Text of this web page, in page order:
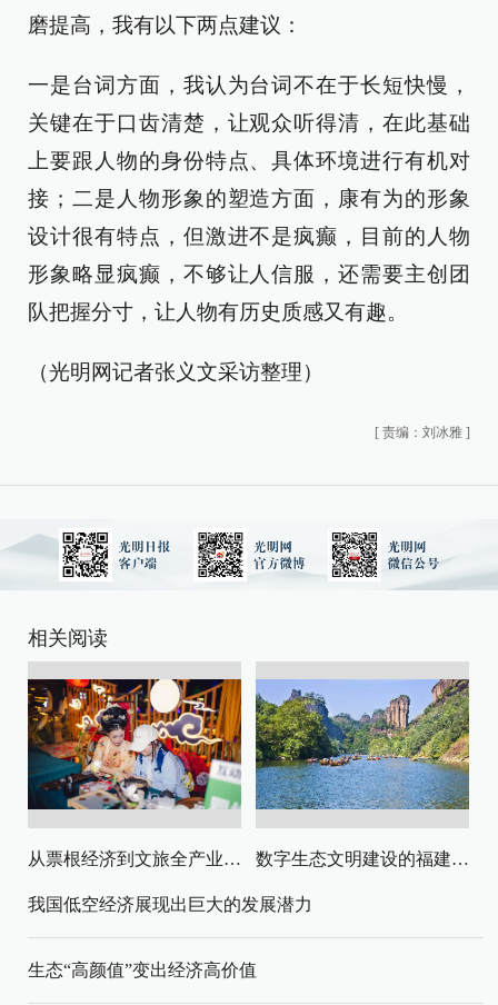
磨提高，我有以下两点建议：
一是台词方面，我认为台词不在于长短快慢，
关键在于口齿清楚，让观众听得清，在此基础
上要跟人物的身份特点、具体环境进行有机对
接；二是人物形象的塑造方面，康有为的形象
设计很有特点，但激进不是疯癫，目前的人物
形象略显疯癫，不够让人信服，还需要主创团
队把握分寸，让人物有历史质感又有趣。
（光明网记者张义文采访整理）
[ 责编：刘冰雅 ]
相关阅读
从票根经济到文旅全产业链升级 数字生态文明建设的福建路径与启示
我国低空经济展现出巨大的发展潜力
生态“高颜值”变出经济高价值